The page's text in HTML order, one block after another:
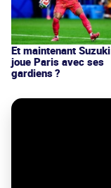
Et maintenant
joue Paris avec ses
gardiens ?